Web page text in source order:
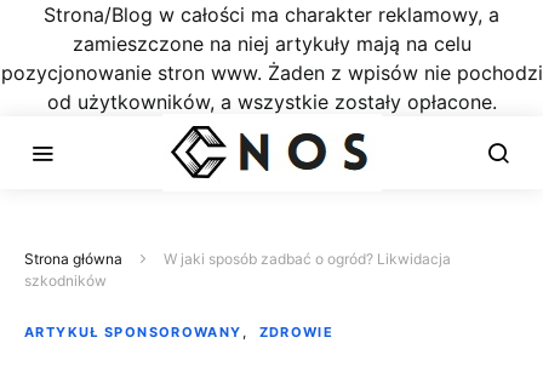
Strona/Blog w całości ma charakter reklamowy, a
zamieszczone na niej artykuły mają na celu
pozycjonowanie stron www. Żaden z wpisów nie pochodzi
od użytkowników, a wszystkie zostały opłacone.
Strona główna
W jaki sposób zadbać o ogród? Likwidacja
szkodników
ARTYKUŁ SPONSOROWANY ZDROWIE